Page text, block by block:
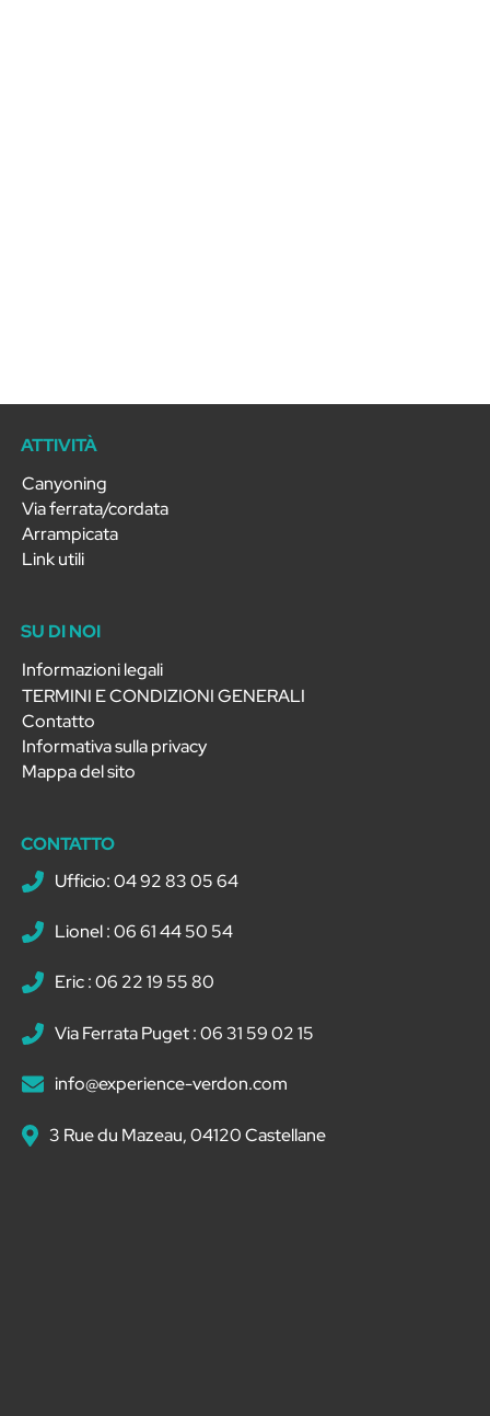
ATTIVITÀ
Canyoning
Via ferrata/cordata
Arrampicata
Link utili
SU DI NOI
Informazioni legali
TERMINI E CONDIZIONI GENERALI
Contatto
Informativa sulla privacy
Mappa del sito
CONTATTO
Ufficio: 04 92 83 05 64
Lionel : 06 61 44 50 54
Eric : 06 22 19 55 80
Via Ferrata Puget : 06 31 59 02 15
info@experience-verdon.com
3 Rue du Mazeau, 04120 Castellane